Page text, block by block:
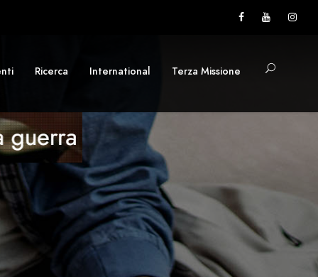
Ricerca International Terza Missione